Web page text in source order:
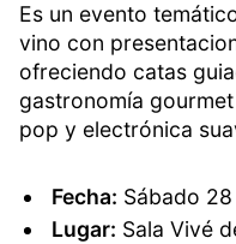
Es un evento
vino con
ofreciendo catas
gastronomía
pop y electrónica
Fecha: Sábado
Lugar: Sala Vivé